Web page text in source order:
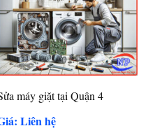
máy giặt tại Quận 4
Liên hệ